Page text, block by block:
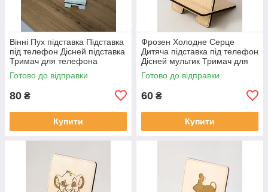
Вінні Пух підставка Підставка
під телефон Дісней підставка
Тримач для телефона
Підставка для телефона
Готово до відправки
80 ₴
Купити
Фрозен Холодне Серце
Дитяча підставка під телефон
Дісней мультик Тримач для
телефон Підставка Фросен
Готово до відправки
60 ₴
Купити